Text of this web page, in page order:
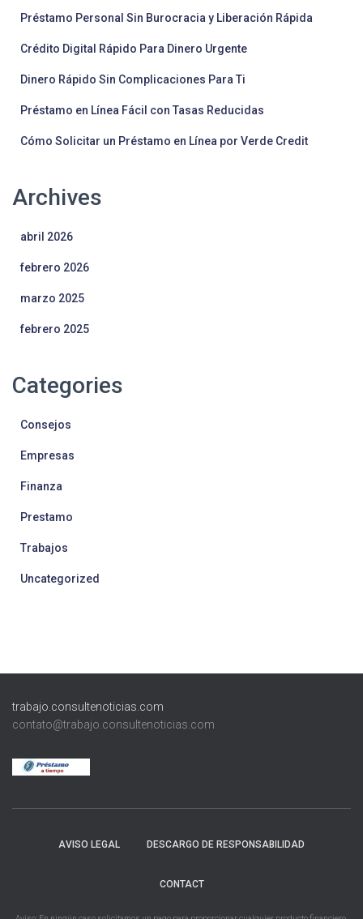
Préstamo Personal Sin Burocracia y Liberación Rápida
Crédito Digital Rápido Para Dinero Urgente
Dinero Rápido Sin Complicaciones Para Ti
Préstamo en Línea Fácil con Tasas Reducidas
Cómo Solicitar un Préstamo en Línea por Verde Credit
Archives
abril 2026
febrero 2026
marzo 2025
febrero 2025
Categories
Consejos
Empresas
Finanza
Prestamo
Trabajos
Uncategorized
trabajo.consultenoticias.com
contato@trabajo.consultenoticias.com
AVISO LEGAL DESCARGO DE RESPONSABILIDAD
CONTACT